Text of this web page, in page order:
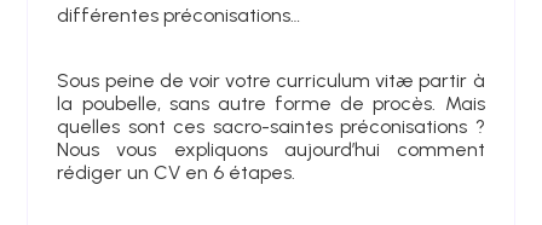
différentes préconisations…
Sous peine de voir votre curriculum vitæ partir à
la poubelle, sans autre forme de procès. Mais
quelles sont ces sacro-saintes préconisations ?
Nous vous expliquons aujourd’hui comment
rédiger un CV en 6 étapes.